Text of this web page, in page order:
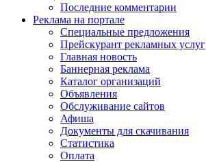
Последние комментарии
Реклама на портале
Специальные предложения
Прейскурант рекламных услуг
Главная новость
Баннерная реклама
Каталог организаций
Объявления
Обслуживание сайтов
Афиша
Документы для скачивания
Статистика
Оплата